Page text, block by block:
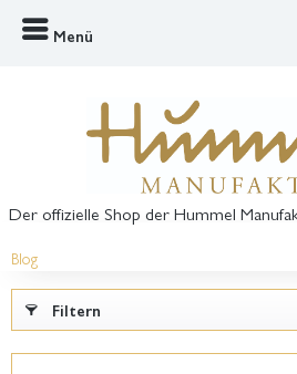
Menü
Der offizielle Shop der Hummel
Blog
Filtern